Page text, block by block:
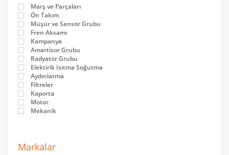
Marş ve Parçaları
Ön Takım
Müşür ve Sensör Grubu
Fren Aksamı
Kampanya
Amartisor Grubu
Radyatör Grubu
Elektirik Isıtma Soğutma
Aydınlatma
Filtreler
Kaporta
Motor
Mekanik
Markalar